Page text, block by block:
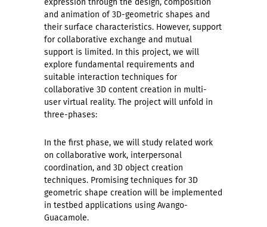
and animation of 3D-geometric shapes and
their surface characteristics. However, support
for collaborative exchange and mutual
support is limited. In this project, we will
explore fundamental requirements and
suitable interaction techniques for
collaborative 3D content creation in multi-
user virtual reality. The project will unfold in
three-phases:
In the first phase, we will study related work
on collaborative work, interpersonal
coordination, and 3D object creation
techniques. Promising techniques for 3D
geometric shape creation will be implemented
in testbed applications using Avango-
Guacamole.